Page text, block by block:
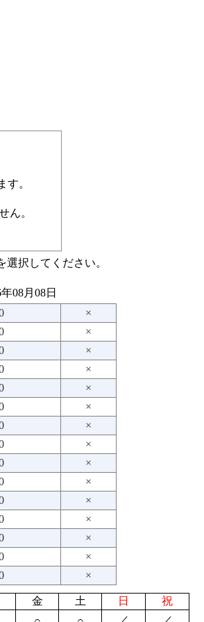
。
ん。
選択してください。
08月08日
×
×
×
×
×
×
×
×
×
×
×
×
×
×
×
金 土 日
祝